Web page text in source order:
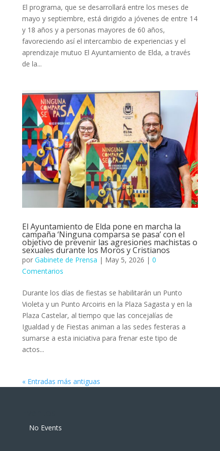
El programa, que se desarrollará entre los meses de
mayo y septiembre, está dirigido a jóvenes de entre 14
y 18 años y a personas mayores de 60 años,
favoreciendo así el intercambio de experiencias y el
aprendizaje mutuo El Ayuntamiento de Elda, a través
de la...
El Ayuntamiento de Elda pone en marcha la
campaña ‘Ninguna comparsa se pasa’ con el
objetivo de prevenir las agresiones machistas o
sexuales durante los Moros y Cristianos
por Gabinete de Prensa | May 5, 2026 | 0
Comentarios
Durante los días de fiestas se habilitarán un Punto
Violeta y un Punto Arcoiris en la Plaza Sagasta y en la
Plaza Castelar, al tiempo que las concejalías de
Igualdad y de Fiestas animan a las sedes festeras a
sumarse a esta iniciativa para frenar este tipo de
actos...
« Entradas más antiguas
No Events